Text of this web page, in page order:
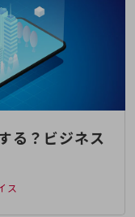
る？ビジネス
ス